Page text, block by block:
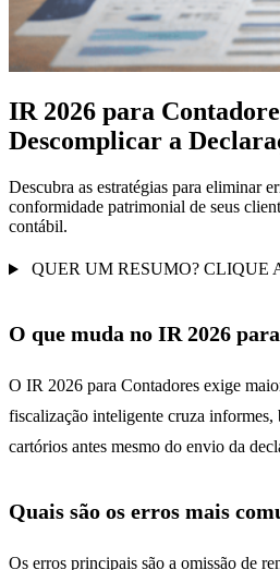
IR 2026 para
Descomplicar a
Descubra as estratégias para eliminar
conformidade patrimonial de seus
contábil.
QUER UM RESUMO? CLIQUE
O que muda no IR 2026
O IR 2026 para Contadores exige
fiscalização inteligente cruza informes,
cartórios antes mesmo do envio da
Quais são os erros mais
Os erros principais são a omissão de